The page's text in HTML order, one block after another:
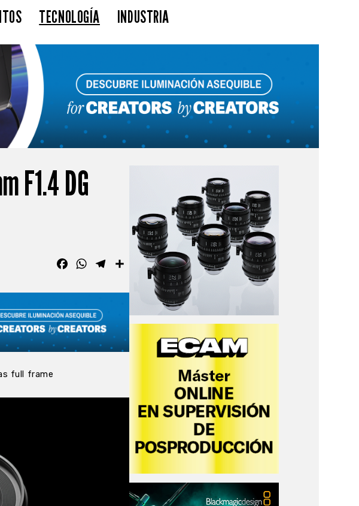
TECNOLOGÍA INDUSTRIA
F1.4 DG
FacebookWhatsAppTelegramCompartir
full frame